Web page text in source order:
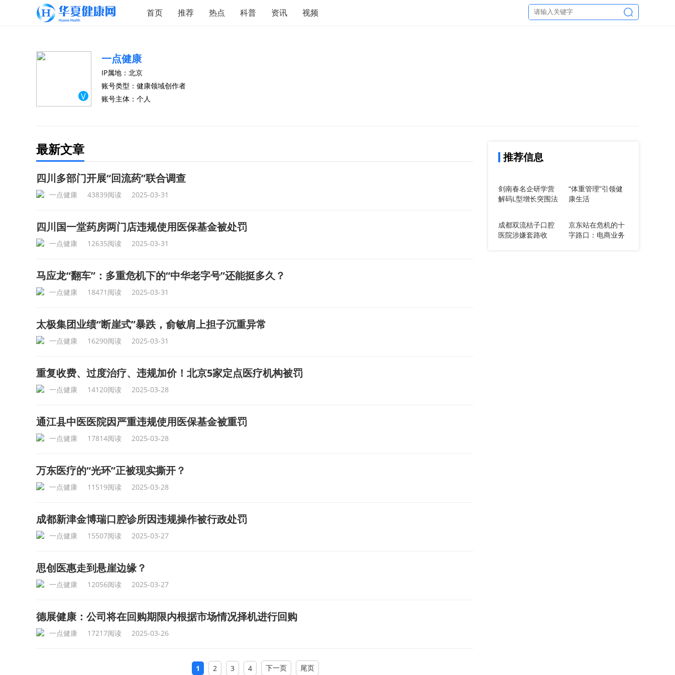
首页 推荐 热点 科普 资讯 视频
V
一点健康
IP属地：北京
账号类型：健康领域创作者
账号主体：个人
最新文章
四川多部门开展“回流药”联合调查
一点健康 43839阅读 2025-03-31
四川国一堂药房两门店违规使用医保基金被处罚
一点健康 12635阅读 2025-03-31
马应龙“翻车”：多重危机下的“中华老字号”还能挺多久？
一点健康 18471阅读 2025-03-31
太极集团业绩“断崖式”暴跌，俞敏肩上担子沉重异常
一点健康 16290阅读 2025-03-31
重复收费、过度治疗、违规加价！北京5家定点医疗机构被罚
一点健康 14120阅读 2025-03-28
通江县中医医院因严重违规使用医保基金被重罚
一点健康 17814阅读 2025-03-28
万东医疗的“光环”正被现实撕开？
一点健康 11519阅读 2025-03-28
成都新津金博瑞口腔诊所因违规操作被行政处罚
一点健康 15507阅读 2025-03-27
思创医惠走到悬崖边缘？
一点健康 12056阅读 2025-03-27
德展健康：公司将在回购期限内根据市场情况择机进行回购
一点健康 17217阅读 2025-03-26
1 2 3 4 下一页 尾页
推荐信息
剑南春名企研学营
解码L型增长突围法
利预判
“体重管理”引领健
康生活
成都双流桔子口腔
医院涉嫌套路收
京东站在危机的十
字路口：电商业务